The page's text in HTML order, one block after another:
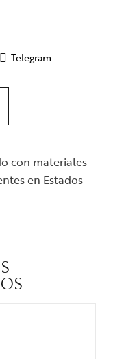
Telegram
con materiales
en Estados